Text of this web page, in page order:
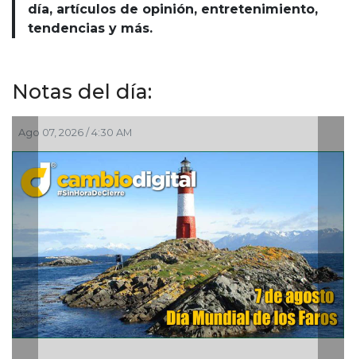
día, artículos de opinión, entretenimiento,
tendencias y más.
Notas del día:
Ago 06, 2026 / 10:53 PM